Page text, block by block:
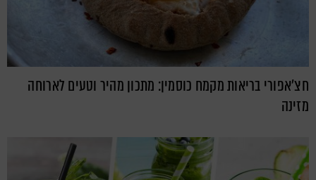
חצ'אפורי בריאות מקמח כוסמין: מתכון מהיר וטעים לארוחה
מזינה